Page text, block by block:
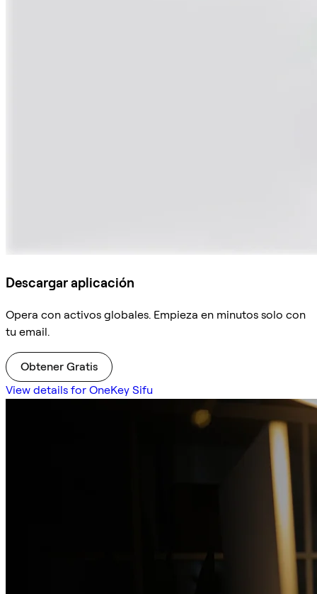
Descargar aplicación
Opera con activos globales. Empieza en minutos solo con
tu email.
Obtener Gratis
View details for OneKey Sifu